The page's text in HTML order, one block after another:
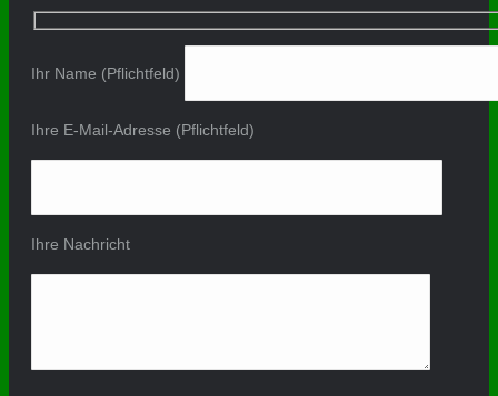
Ihr Name (Pflichtfeld)
Ihre E-Mail-Adresse (Pflichtfeld)
Ihre Nachricht